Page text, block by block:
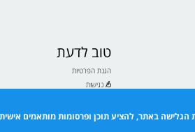
באתר, להציע תוכן ופרסומות מותאמיםלבעלי ולבעלות תואר
טוב לדעת
הגנת הפרטיות
נגישות